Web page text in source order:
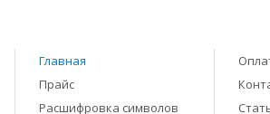
Главная
Прайс
Расшифровка символов